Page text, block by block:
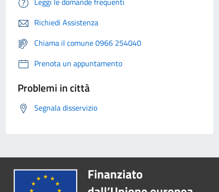
Richiedi Assistenza
Chiama il comune 0966 254040
Prenota un appuntamento
Problemi in città
Segnala disservizio